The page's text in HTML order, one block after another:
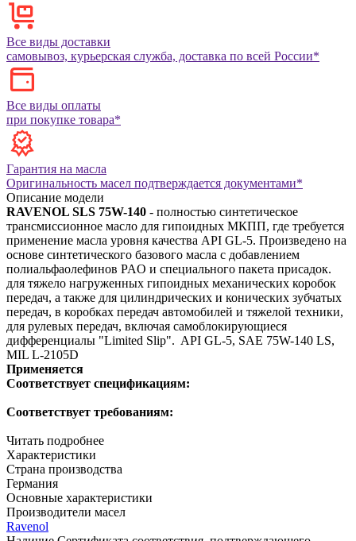
Все виды доставки
самовывоз, курьерская служба, доставка по всей России*
Все виды оплаты
при покупке товара*
Гарантия на масла
Оригинальность масел подтверждается документами*
Описание модели
RAVENOL SLS 75W-140 - полностью синтетическое
трансмиссионное масло для гипоидных МКПП, где требуется
применение масла уровня качества API GL-5. Произведено на
основе синтетического базового масла с добавлением
полиальфаолефинов PAO и специального пакета присадок.
для тяжело нагруженных гипоидных механических коробок
передач, а также для цилиндрических и конических зубчатых
передач, в коробках передач автомобилей и тяжелой техники,
для рулевых передач, включая самоблокирующиеся
дифференциалы "Limited Slip". API GL-5, SAE 75W-140 LS,
MIL L-2105D
Применяется
Соответствует спецификациям:
Соответствует требованиям:
Читать подробнее
Характеристики
Страна производства
Германия
Основные характеристики
Производители масел
Ravenol